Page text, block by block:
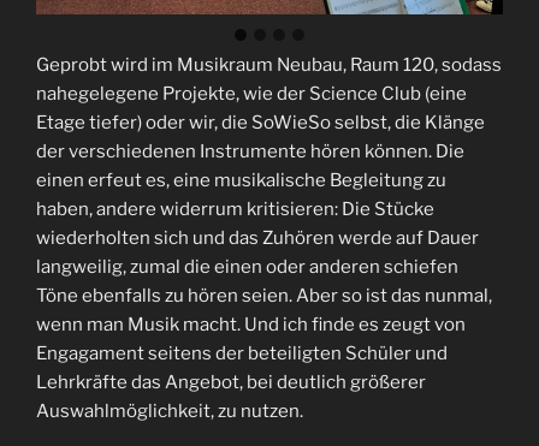
Geprobt wird im Musikraum Neubau, Raum 120, sodass
nahegelegene Projekte, wie der Science Club (eine
Etage tiefer) oder wir, die SoWieSo selbst, die Klänge
der verschiedenen Instrumente hören können. Die
einen erfeut es, eine musikalische Begleitung zu
haben, andere widerrum kritisieren: Die Stücke
wiederholten sich und das Zuhören werde auf Dauer
langweilig, zumal die einen oder anderen schiefen
Töne ebenfalls zu hören seien. Aber so ist das nunmal,
wenn man Musik macht. Und ich finde es zeugt von
Engagament seitens der beteiligten Schüler und
Lehrkräfte das Angebot, bei deutlich größerer
Auswahlmöglichkeit, zu nutzen.